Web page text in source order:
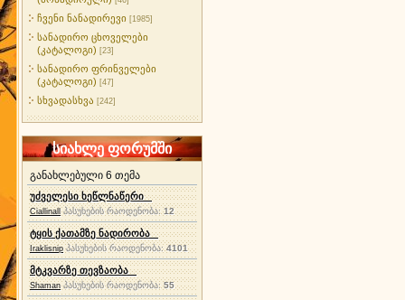
ჩვენი ნანადირევი [1985]
სანადირო ცხოველები
(კატალოგი) [23]
სანადირო ფრინველები
(კატალოგი) [47]
სხვადასხვა [242]
სიახლე ფორუმში
განახლებული 6 თემა
უძველესი ხეწლნაწერი
Ciallinall პასუხების რაოდენობა:12
ტყის ქათამზე ნადირობა
Iraklisnip პასუხების რაოდენობა: 4101
მტკვარზე თევზაობა
Shaman პასუხების რაოდენობა:55